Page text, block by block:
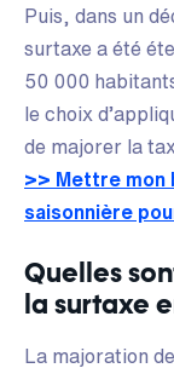
Puis, dans un
surtaxe a été
50 000
le choix
de majorer la
>> Mettre mon
saisonnière
Quelles
la surtaxe
La majoration